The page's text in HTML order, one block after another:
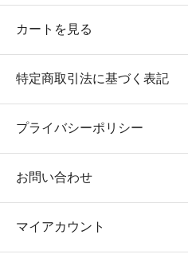
カートを見る
特定商取引法に基づく表記
プライバシーポリシー
お問い合わせ
マイアカウント